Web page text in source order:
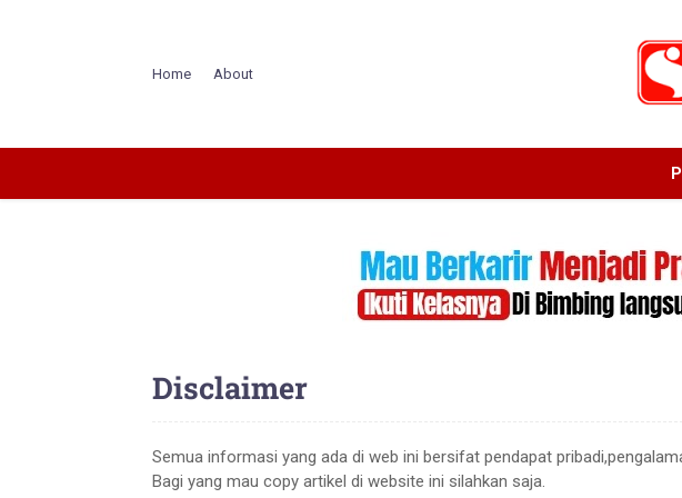
Home About
Disclaimer
Semua informasi yang ada di web ini bersifat pendapat
Bagi yang mau copy artikel di website ini silahkan saja.